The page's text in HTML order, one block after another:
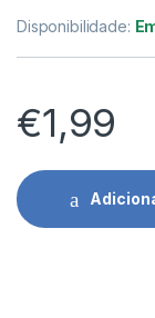
Disponibilidade:
€1,99